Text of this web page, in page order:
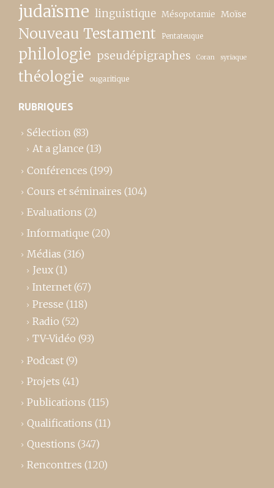
judaïsme linguistique Mésopotamie Moïse
Nouveau Testament Pentateuque
philologie pseudépigraphes Coran syriaque
théologie ougaritique
RUBRIQUES
Sélection (83)
At a glance (13)
Conférences (199)
Cours et séminaires (104)
Evaluations (2)
Informatique (20)
Médias (316)
Jeux (1)
Internet (67)
Presse (118)
Radio (52)
TV-Vidéo (93)
Podcast (9)
Projets (41)
Publications (115)
Qualifications (11)
Questions (347)
Rencontres (120)